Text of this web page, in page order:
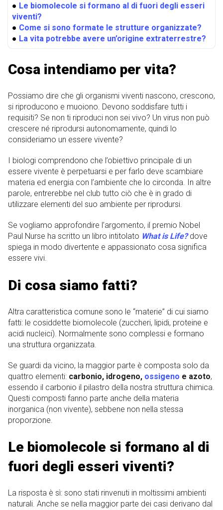
● Le biomolecole si formano al di fuori degli esseri
viventi?
● Come si sono formate le strutture organizzate?
● La vita potrebbe avere un’origine extraterrestre?
Cosa intendiamo per vita?
Possiamo dire che gli organismi viventi nascono, crescono,
si riproducono e muoiono. Devono soddisfare tutti i
requisiti? Se non ti riproduci non sei vivo? Un virus non può
crescere né riprodursi autonomamente, quindi lo
consideriamo un essere vivente?
I biologi comprendono che l’obiettivo principale di un
essere vivente è perpetuarsi e per farlo deve scambiare
materia ed energia con l’ambiente che lo circonda. In altre
parole, entrerebbe nel club tutto ciò che è in grado di
utilizzare elementi del suo ambiente per riprodursi.
Se vogliamo approfondire l’argomento, il premio Nobel
Paul Nurse ha scritto un libro intitolato What is Life?dove
spiega in modo divertente e appassionato cosa significa
essere vivi.
Di cosa siamo fatti?
Altra caratteristica comune sono le “materie” di cui siamo
fatti: le cosiddette biomolecole (zuccheri, lipidi, proteine ​​e
acidi nucleici). Normalmente sono complessi e formano
una struttura organizzata.
Se guardi da vicino, la maggior parte è composta solo da
quattro elementi: carbonio, idrogeno, ossigeno e azoto,
essendo il carbonio il pilastro della nostra struttura chimica.
Questi composti fanno parte anche della materia
inorganica (non vivente), sebbene non nella stessa
proporzione.
Le biomolecole si formano al di
fuori degli esseri viventi?
La risposta è sì: sono stati rinvenuti in moltissimi ambienti
naturali. Anche se nella maggior parte dei casi derivano dal